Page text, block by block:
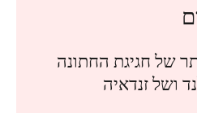
של חגיגת החתונה
ושל זנדאיה